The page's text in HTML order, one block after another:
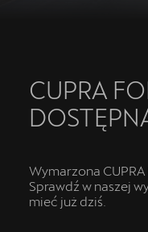
CUPRA
Wymarzona
Sprawdź w naszej
mieć już dziś.